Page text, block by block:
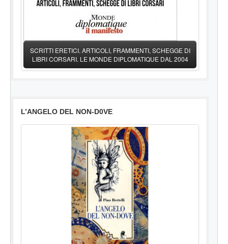
SCRITTI ERETICI. ARTICOLI, FRAMMENTI, SCHEGGE DI
LIBRI CORSARI. LE MONDE DIPLOMATIQUE DAL 2004
L’ANGELO DEL NON-D0VE